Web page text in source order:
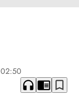
02:50
headphones chrome_reader_mode bookmark_border